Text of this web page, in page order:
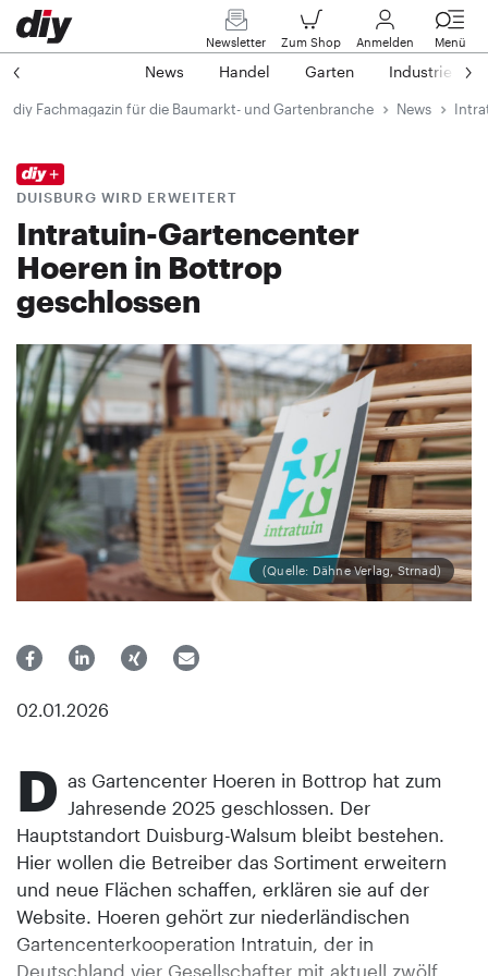
Newsletter Zum Shop Anmelden Menü
News Handel Garten Industrie
diy Fachmagazin für die Baumarkt- und Gartenbranche News
DUISBURG WIRD ERWEITERT
Intratuin-Gartencenter
Hoeren in Bottrop
geschlossen
(Quelle: Dähne Verlag, Strnad)
02.01.2026
D as Gartencenter Hoeren in Bottrop hat zum
Jahresende 2025 geschlossen. Der
Hauptstandort Duisburg-Walsum bleibt bestehen.
Hier wollen die Betreiber das Sortiment erweitern
und neue Flächen schaffen, erklären sie auf der
Website. Hoeren gehört zur niederländischen
Gartencenterkooperation Intratuin, der in
Deutschland vier Gesellschafter mit aktuell zwölf